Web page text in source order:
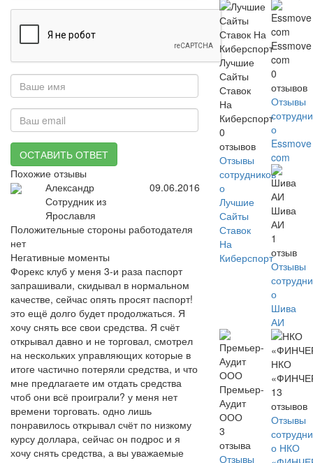
ОСТАВИТЬ ОТВЕТ
Похожие отзывы
Александр
Сотрудник из
Ярославля
09.06.2016
Положительные стороны работодателя
нет
Негативные моменты
Форекс клуб у меня 3-и раза паспорт
запрашивали, скидывал в нормальном
качестве, сейчас опять просят паспорт!
это ещё долго будет продолжаться. Я
хочу снять все свои средства. Я счёт
открывал давно и не торговал, смотрел
на нескольких управляющих которые в
итоге частично потеряли средства, и что
мне предлагаете им отдать средства
чтоб они всё проиграли? у меня нет
времени торговать. одно лишь
понравилось открывал счёт по низкому
курсу доллара, сейчас он подрос и я
хочу снять средства, а вы уважаемые
Лучшие
Сайты
Ставок
На
Киберспорт
0
отзывов
Отзывы
сотрудников
о
Лучшие
Сайты
Ставок
На
Киберспорт
Essmove
com
0
отзывов
Отзывы
о
Essmove
com
Шива
АИ
1
отзыв
Отзывы
о
Шива
АИ
Премьер-
Аудит
ООО
3
отзыва
Отзывы
НКО
13
отзывов
Отзывы
о НКО